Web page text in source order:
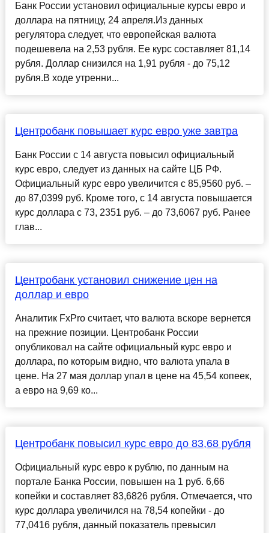
Банк России установил официальные курсы евро и
доллара на пятницу, 24 апреля.Из данных
регулятора следует, что европейская валюта
подешевела на 2,53 рубля. Ее курс составляет 81,14
рубля. Доллар снизился на 1,91 рубля - до 75,12
рубля.В ходе утренни...
Центробанк повышает курс евро уже завтра
Банк России с 14 августа повысил официальный
курс евро, следует из данных на сайте ЦБ РФ.
Официальный курс евро увеличится с 85,9560 руб. –
до 87,0399 руб. Кроме того, с 14 августа повышается
курс доллара с 73, 2351 руб. – до 73,6067 руб. Ранее
глав...
Центробанк установил снижение цен на
доллар и евро
Аналитик FxPro считает, что валюта вскоре вернется
на прежние позиции. Центробанк России
опубликовал на сайте официальный курс евро и
доллара, по которым видно, что валюта упала в
цене. На 27 мая доллар упал в цене на 45,54 копеек,
а евро на 9,69 ко...
Центробанк повысил курс евро до 83,68 рубля
Официальный курс евро к рублю, по данным на
портале Банка России, повышен на 1 руб. 6,66
копейки и составляет 83,6826 рубля. Отмечается, что
курс доллара увеличился на 78,54 копейки - до
77,0416 рубля, данный показатель превысил